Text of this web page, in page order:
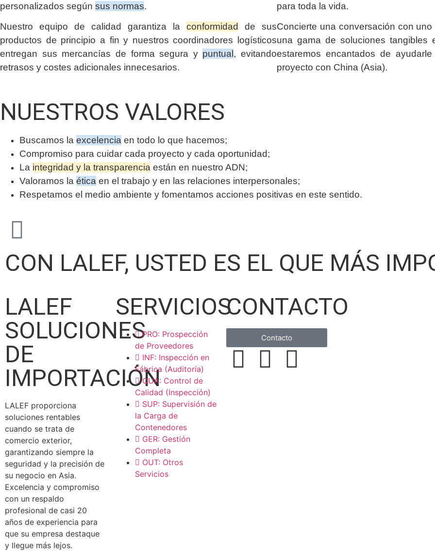
personalizados según sus normas.
Nuestro equipo de calidad garantiza la conformidad
de sus
productos de principio a fin y nuestros coordinadores logísticos
entregan sus mercancías de forma segura y puntual , evitando
retrasos y costes adicionales innecesarios.
para toda la vida.
Concierte una conversación con
una gama de soluciones
estaremos encantados de
proyecto con China (Asia).
NUESTROS VALORES
Buscamos la excelencia en todo lo que hacemos;
Compromiso para cuidar cada proyecto y cada oportunidad;
La integridad y la transparencia están en nuestro ADN;
Valoramos la ética en el trabajo y en las relaciones interpersonales;
Respetamos el medio ambiente y fomentamos acciones positivas en este sentido.
CON LALEF, USTED ES EL QUE MÁS
LALEF
SOLUCIONES
DE
IMPORTACIÓN
LALEF proporciona
soluciones rentables
cuando se trata de
comercio exterior,
garantizando siempre la
seguridad y la precisión de
su negocio en Asia.
Excelencia y compromiso
con un respaldo
profesional de casi 20
años de experiencia para
que su empresa destaque
y llegue más lejos.
SERVICIOS
PRO: Prospección
de Proveedores
INF: Inspección en
Fábrica (Auditoría)
QUA: Control de
Calidad (Inspección)
SUP: Supervisión de
la Carga de
Contenedores
GER: Gestión
Completa
OUT: Otros
Servicios
CONTACTO
Contacto